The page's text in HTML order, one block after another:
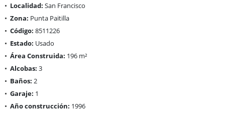
Localidad: San Francisco
Zona: Punta Paitilla
Código: 8511226
Estado: Usado
Área Construida: 196 m²
Alcobas: 3
Baños: 2
Garaje: 1
Año construcción: 1996